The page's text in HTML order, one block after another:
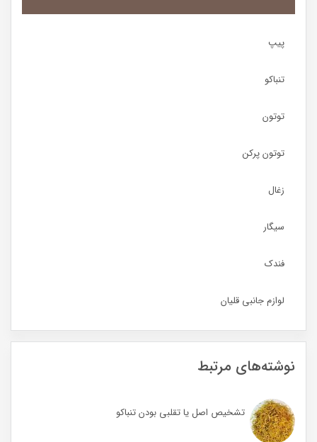
پیپ
تنباکو
توتون
توتون پرکن
زغال
سیگار
فندک
لوازم جانبی قلیان
نوشته‌های مرتبط
تشخیص اصل یا تقلبی بودن تنباکو